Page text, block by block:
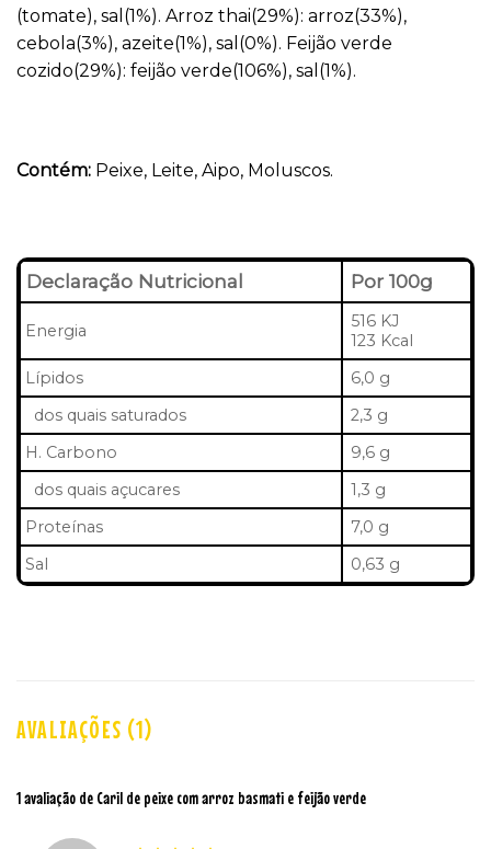
(tomate), sal(1%). Arroz thai(29%): arroz(33%),
cebola(3%), azeite(1%), sal(0%). Feijão verde
cozido(29%): feijão verde(106%), sal(1%).
Contém: Peixe, Leite, Aipo, Moluscos.
Declaração Nutricional Por 100g
Energia
516 KJ
123 Kcal
Lípidos
6,0 g
dos quais saturados
2,3 g
H. Carbono
9,6 g
dos quais açucares
1,3 g
Proteínas
7,0 g
Sal
0,63 g
AVALIAÇÕES (1)
1 avaliação de Caril de peixe com arroz basmati e feijão verde